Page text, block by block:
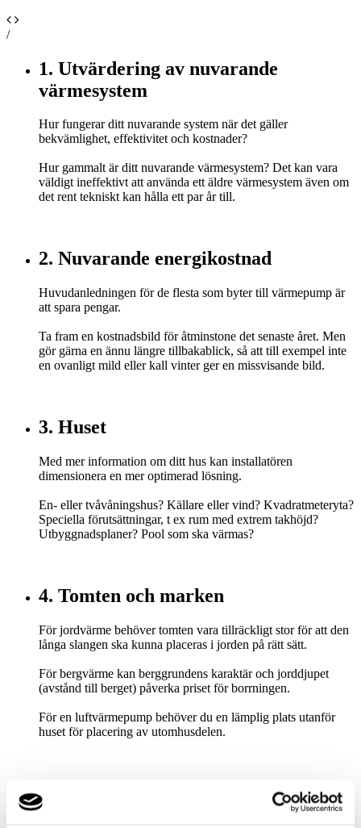
/
1. Utvärdering av nuvarande
värmesystem
Hur fungerar ditt nuvarande system när det gäller
bekvämlighet, effektivitet och kostnader?
Hur gammalt är ditt nuvarande värmesystem? Det kan vara
väldigt ineffektivt att använda ett äldre värmesystem även om
det rent tekniskt kan hålla ett par år till.
2. Nuvarande energikostnad
Huvudanledningen för de flesta som byter till värmepump är
att spara pengar.
Ta fram en kostnadsbild för åtminstone det senaste året. Men
gör gärna en ännu längre tillbakablick, så att till exempel inte
en ovanligt mild eller kall vinter ger en missvisande bild.
3. Huset
Med mer information om ditt hus kan installatören
dimensionera en mer optimerad lösning.
En- eller tvåvåningshus? Källare eller vind? Kvadratmeteryta?
Speciella förutsättningar, t ex rum med extrem takhöjd?
Utbyggnadsplaner? Pool som ska värmas?
4. Tomten och marken
För jordvärme behöver tomten vara tillräckligt stor för att den
långa slangen ska kunna placeras i jorden på rätt sätt.
För bergvärme kan berggrundens karaktär och jorddjupet
(avstånd till berget) påverka priset för borrningen.
För en luftvärmepump behöver du en lämplig plats utanför
huset för placering av utomhusdelen.
5. Värme- och varmvattenbehov